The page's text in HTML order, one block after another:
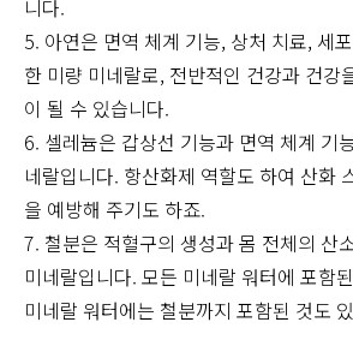
니다.
5. 아연은 면역 체계 기능, 상처 치료, 세
한 미량 미네랄로, 전반적인 건강과 건강
이 될 수 있습니다.
6. 셀레늄은 갑상선 기능과 면역 체계 기
네랄입니다. 항산화제 역할도 하여 산화
을 예방해 주기도 하죠.
7. 철분은 적혈구의 생성과 몸 전체의 산
미네랄입니다. 모든 미네랄 워터에 포함
미네랄 워터에는 철분까지 포함된 것도